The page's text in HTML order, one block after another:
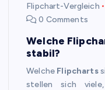
Flipchart-Vergleich
0 Comments
Welche
stabil?
Welche Flipcharts
stellen sich